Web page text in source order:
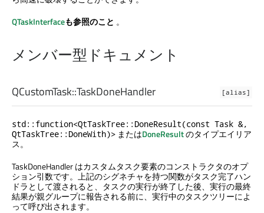
QTaskInterfaceも参照のこと 。
メンバー型ドキュメント
[alias]
QCustomTask::TaskDoneHandler
std::function<QtTaskTree::DoneResult(const Task &,
QtTaskTree::DoneWith)> またはDoneResultのタイプエイリア
ス。
TaskDoneHandler はカスタムタスク要素のコンストラクタのオプ
ション引数です。上記のシグネチャを持つ関数がタスク完了ハン
ドラとして渡されると、タスクの実行が終了した後、実行の最終
結果が親グループに報告される前に、実行中のタスクツリーによ
って呼び出されます。